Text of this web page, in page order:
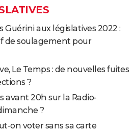
Guérini aux législatives 2022 :
de soulagement pour
Le Temps : de nouvelles fuites
?
avant 20h sur la Radio-
?
on voter sans sa carte